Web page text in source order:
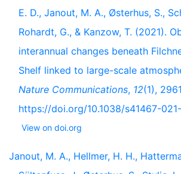
E. D., Janout, M. A., Østerhus, S.,
Rohardt, G., & Kanzow, T. (2021).
interannual changes beneath
Shelf linked to large-scale
Nature Communications, 12(1),
https://doi.org/10.1038/s41467-
View on doi.org
Janout, M. A., Hellmer, H. H.,